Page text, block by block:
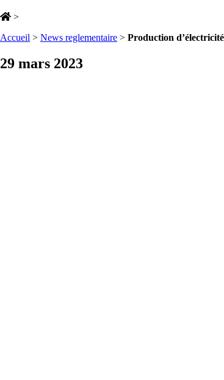
>
Accueil > News reglementaire > Production
29 mars 2023